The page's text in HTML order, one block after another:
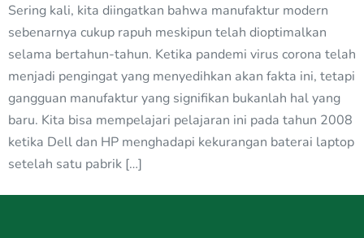
Sering kali, kita diingatkan bahwa manufaktur modern
sebenarnya cukup rapuh meskipun telah dioptimalkan
selama bertahun-tahun. Ketika pandemi virus corona telah
menjadi pengingat yang menyedihkan akan fakta ini, tetapi
gangguan manufaktur yang signifikan bukanlah hal yang
baru. Kita bisa mempelajari pelajaran ini pada tahun 2008
ketika Dell dan HP menghadapi kekurangan baterai laptop
setelah satu pabrik […]